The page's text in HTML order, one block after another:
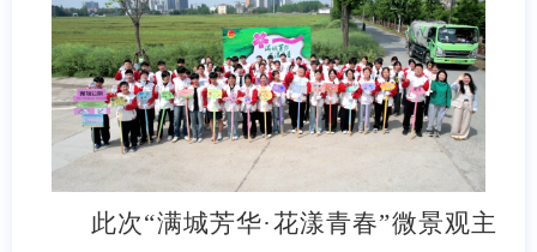
此次“满城芳华·花漾青春”微景观主